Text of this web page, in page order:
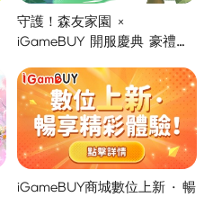
守護！森友家園 ×
iGameBUY 開服慶典 豪禮集
iGameBUY商城數位上新 · 暢